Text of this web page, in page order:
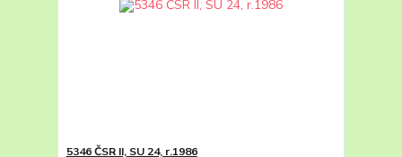
5346 ČSR II, SU 24, r.1986